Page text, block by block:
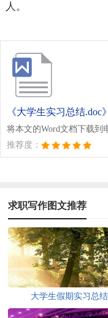
人。
《大学生实习总结.doc》
将本文的Word文档下载到
推荐度：
求职写作图文推荐
大学生假期实习总结